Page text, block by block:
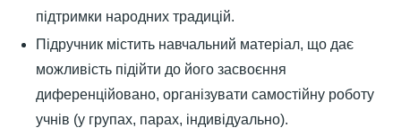
підтримки народних традицій.
Підручник містить навчальний матеріал, що дає
можливість підійти до його засвоєння
диференційовано, організувати самостійну роботу
учнів (у групах, парах, індивідуально).